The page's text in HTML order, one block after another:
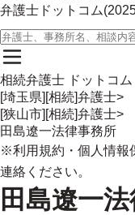
弁護士ドットコム(
相続弁護士 ドットコム
[埼玉県][相続]弁護士>
[狭山市][相続]弁護士>
田島遼一法律事務所
※利用規約 ・ 個人情報
連絡ください。
田島遼一